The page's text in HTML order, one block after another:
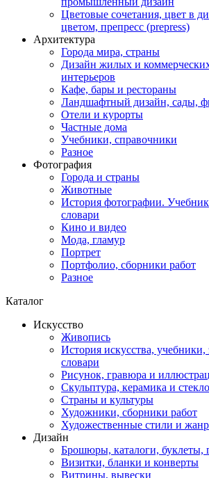
Цветовые сочетания, цвет в
цветом, препресс (prepress)
Архитектура
Города мира, страны
Дизайн жилых и
интерьеров
Кафе, бары и рестораны
Ландшафтный дизайн, сады,
Отели и курорты
Частные дома
Учебники, справочники
Разное
Фотография
Города и страны
Животные
История фотографии.
словари
Кино и видео
Мода, гламур
Портрет
Портфолио, сборники работ
Разное
Каталог
Искусство
Живопись
История искусства,
словари
Рисунок, гравюра и
Скульптура, керамика и стекло
Страны и культуры
Художники, сборники работ
Художественные стили и
Дизайн
Брошюры, каталоги, буклеты,
Визитки, бланки и конверты
Витрины, вывески